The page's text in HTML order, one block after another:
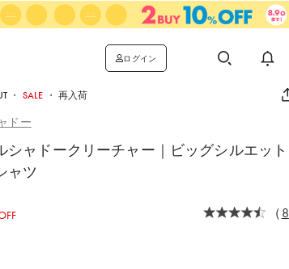
ログイン
・ SALE ・ 再入荷
ドー
シャドークリーチャー｜ビッグシルエット
ャツ
（8